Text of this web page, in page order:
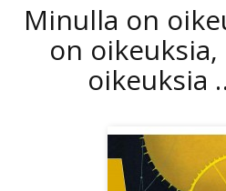
Minulla on
on
oikeuksia